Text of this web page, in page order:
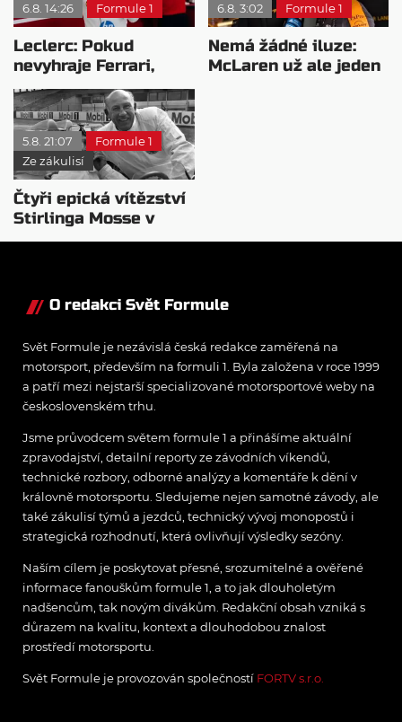
6.8. 14:26 Formule 1
Leclerc: Pokud
nevyhraje Ferrari,
přeji titul
Antonellimu
6.8. 3:02 Formule 1
Nemá žádné iluze:
McLaren už ale jeden
5.8. 21:07
Formule 1
Ze zákulisí
Čtyři epická vítězství
Stirlinga Mosse v
motorsportu
O redakci Svět Formule
Svět Formule je nezávislá česká redakce zaměřená na
motorsport, především na formuli 1. Byla založena v roce 1999
a patří mezi nejstarší specializované motorsportové weby na
československém trhu.
Jsme průvodcem světem formule 1 a přinášíme aktuální
zpravodajství, detailní reporty ze závodních víkendů,
technické rozbory, odborné analýzy a komentáře k dění v
královně motorsportu. Sledujeme nejen samotné závody, ale
také zákulisí týmů a jezdců, technický vývoj monopostů i
strategická rozhodnutí, která ovlivňují výsledky sezóny.
Naším cílem je poskytovat přesné, srozumitelné a ověřené
informace fanouškům formule 1, a to jak dlouholetým
nadšencům, tak novým divákům. Redakční obsah vzniká s
důrazem na kvalitu, kontext a dlouhodobou znalost
prostředí motorsportu.
Svět Formule je provozován společností FORTV s.r.o.